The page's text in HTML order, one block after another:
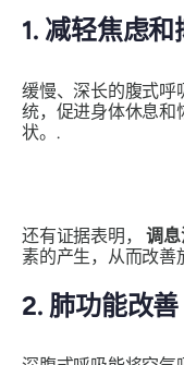
1. 减轻焦虑和
缓慢、深长的腹式呼
统，促进身体休息和
状。.
还有证据表明，调息
素的产生，从而改善
2. 肺功能改善